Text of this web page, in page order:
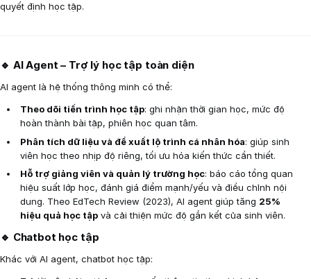
quyết định học tập.
🔹 AI Agent – Trợ lý học tập toàn diện
AI agent là hệ thống thông minh có thể:
Theo dõi tiến trình học tập: ghi nhận thời gian học, mức độ
hoàn thành bài tập, phiên học quan tâm.
Phân tích dữ liệu và đề xuất lộ trình cá nhân hóa: giúp sinh
viên học theo nhịp độ riêng, tối ưu hóa kiến thức cần thiết.
Hỗ trợ giảng viên và quản lý trường học: báo cáo tổng quan
hiệu suất lớp học, đánh giá điểm mạnh/yếu và điều chỉnh nội
dung. Theo EdTech Review (2023), AI agent giúp tăng 25%
hiệu quả học tậpvà cải thiện mức độ gắn kết của sinh viên.
🔹 Chatbot học tập
Khác với AI agent, chatbot học tập: